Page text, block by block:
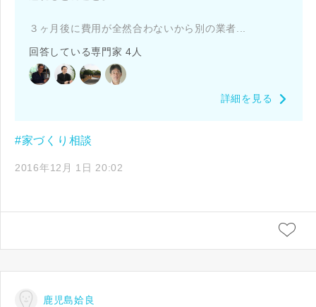
３ヶ月後に費用が全然合わないから別の業者...
回答している専門家 4人
詳細を見る
#家づくり相談
2016年12月 1日 20:02
鹿児島姶良